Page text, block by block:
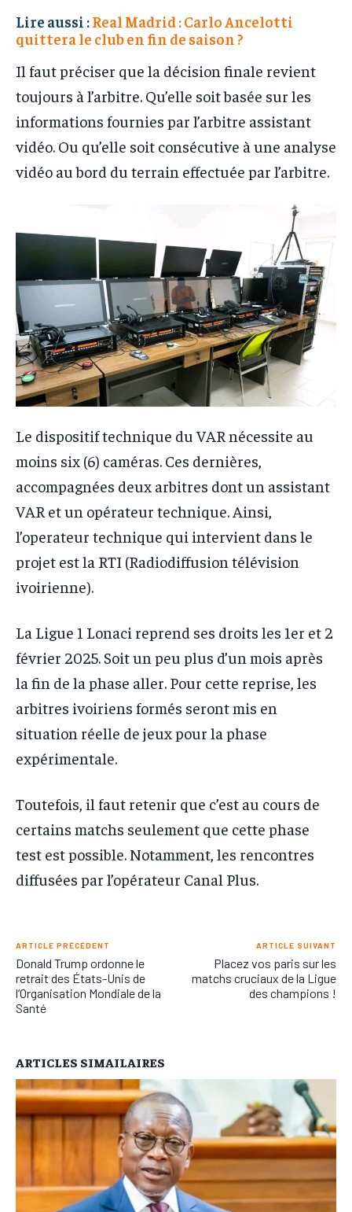
Lire aussi :Real Madrid : Carlo Ancelotti
quittera le club en fin de saison ?
Il faut préciser que la décision finale revient
toujours à l’arbitre. Qu’elle soit basée sur les
informations fournies par l’arbitre assistant
vidéo. Ou qu’elle soit consécutive à une analyse
vidéo au bord du terrain effectuée par l’arbitre.
Le dispositif technique du VAR nécessite au
moins six (6) caméras. Ces dernières,
accompagnées deux arbitres dont un assistant
VAR et un opérateur technique. Ainsi,
l’operateur technique qui intervient dans le
projet est la RTI (Radiodiffusion télévision
ivoirienne).
La Ligue 1 Lonaci reprend ses droits les 1er et 2
février 2025. Soit un peu plus d’un mois après
la fin de la phase aller. Pour cette reprise, les
arbitres ivoiriens formés seront mis en
situation réelle de jeux pour la phase
expérimentale.
Toutefois, il faut retenir que c’est au cours de
certains matchs seulement que cette phase
test est possible. Notamment, les rencontres
diffusées par l’opérateur Canal Plus.
ARTICLE PRÉCÉDENT
Donald Trump ordonne le
retrait des États-Unis de
l’Organisation Mondiale de la
Santé
ARTICLE SUIVANT
Placez vos paris sur les
matchs cruciaux de la Ligue
des champions !
ARTICLES SIMAILAIRES